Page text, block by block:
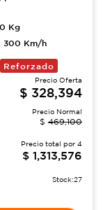
Kg
300 Km/h
Reforzado
Precio Oferta
$ 328,394
Precio Normal
$ 469,100
Precio total por 4
$ 1,313,576
Stock:27